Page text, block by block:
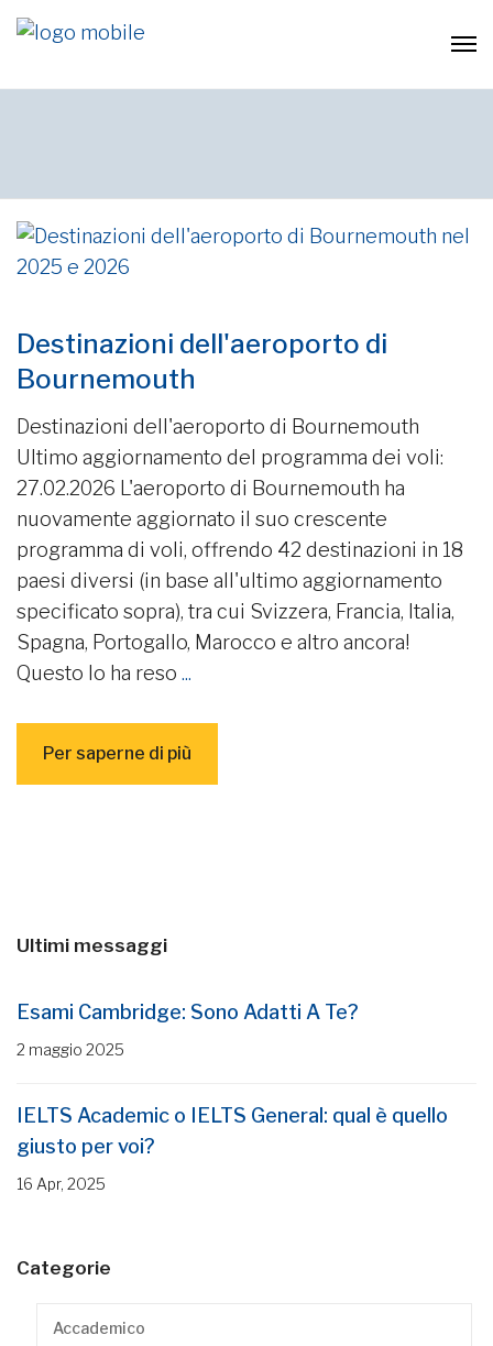
Destinazioni dell'aeroporto di
Bournemouth
Destinazioni dell'aeroporto di Bournemouth
Ultimo aggiornamento del programma dei voli:
27.02.2026 L'aeroporto di Bournemouth ha
nuovamente aggiornato il suo crescente
programma di voli, offrendo 42 destinazioni in 18
paesi diversi (in base all'ultimo aggiornamento
specificato sopra), tra cui Svizzera, Francia, Italia,
Spagna, Portogallo, Marocco e altro ancora!
Questo lo ha reso ...
Per saperne di più
Ultimi messaggi
Esami Cambridge: Sono Adatti A Te?
2 maggio 2025
IELTS Academic o IELTS General: qual è quello
giusto per voi?
16 Apr, 2025
Categorie
Accademico